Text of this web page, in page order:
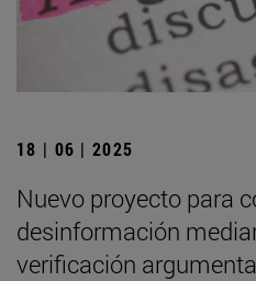
18 | 06 | 2025
Nuevo proyecto para
desinformación
verificación